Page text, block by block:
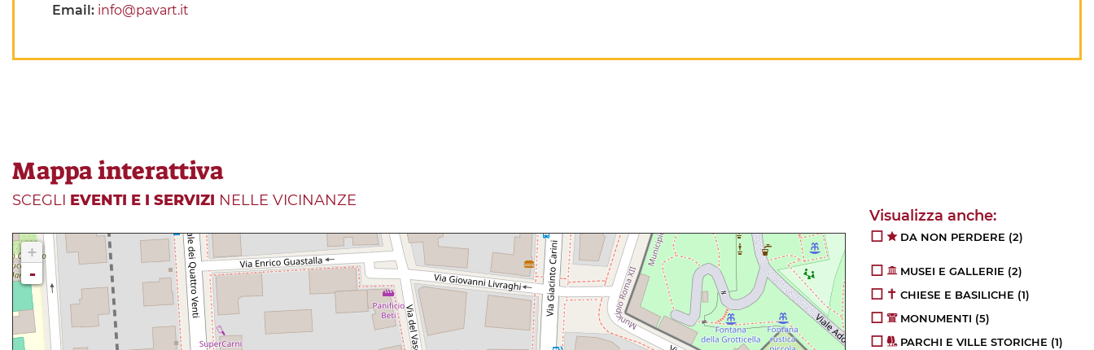
Email: info@pavart.it
Mappa interattiva
SCEGLI EVENTI E I SERVIZI NELLE VICINANZE
+
-
DA NON PERDERE (2)
MUSEI E GALLERIE (2)
CHIESE E BASILICHE (1)
MONUMENTI (5)
PARCHI E VILLE STORICHE (1)